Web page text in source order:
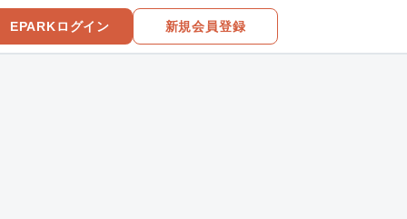
EPARKログイン 新規会員登録